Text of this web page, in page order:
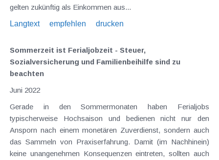
gelten zukünftig als Einkommen aus...
Langtext
empfehlen drucken
Sommerzeit ist Ferialjobzeit - Steuer,
Sozialversicherung und Familienbeihilfe sind zu
beachten
Juni 2022
Gerade in den Sommermonaten haben Ferialjobs
typischerweise Hochsaison und bedienen nicht nur den
Ansporn nach einem monetären Zuverdienst, sondern auch
das Sammeln von Praxiserfahrung. Damit (im Nachhinein)
keine unangenehmen Konsequenzen eintreten, sollten auch